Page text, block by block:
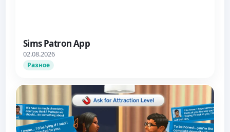
Sims Patron App
02.08.2026
Разное